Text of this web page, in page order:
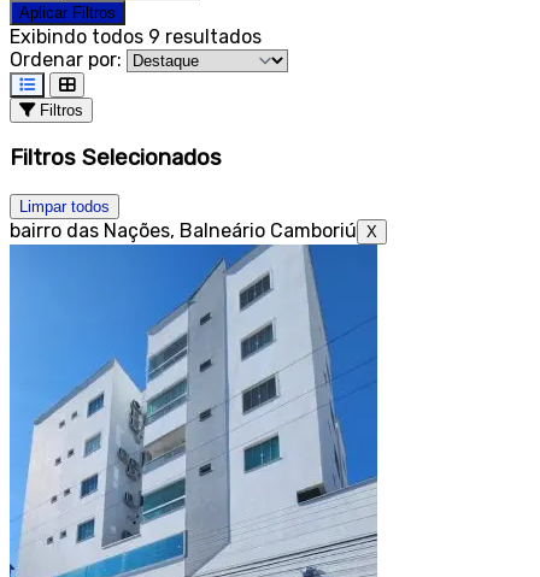
Aplicar Filtros
Exibindo todos 9 resultados
Ordenar por:
Filtros
Filtros Selecionados
Limpar todos
bairro das Nações, Balneário Camboriú X